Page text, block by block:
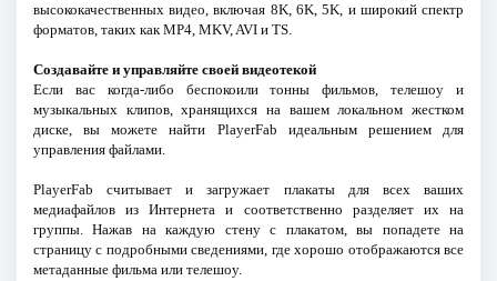
высококачественных видео, включая 8K, 6K, 5K, и широкий спектр
форматов, таких как MP4, MKV, AVI и TS.
Создавайте и управляйте своей видеотекой
Если вас когда-либо беспокоили тонны фильмов, телешоу и
музыкальных клипов, хранящихся на вашем локальном жестком
диске, вы можете найти PlayerFab идеальным решением для
управления файлами.
PlayerFab считывает и загружает плакаты для всех ваших
медиафайлов из Интернета и соответственно разделяет их на
группы. Нажав на каждую стену с плакатом, вы попадете на
страницу с подробными сведениями, где хорошо отображаются все
метаданные фильма или телешоу.